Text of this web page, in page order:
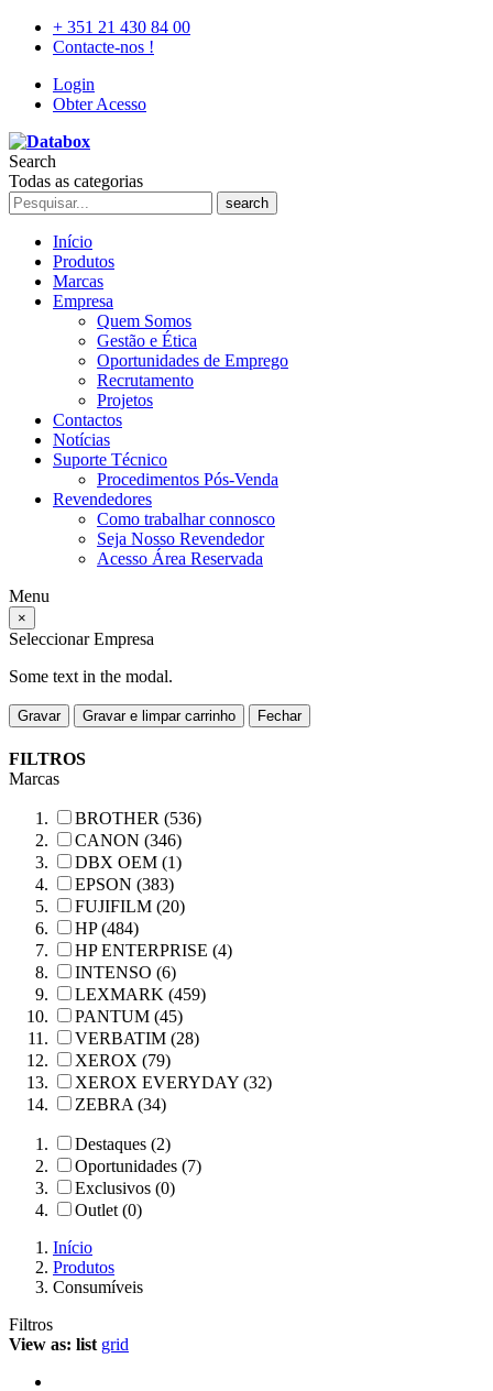
+ 351 21 430 84 00
Contacte-nos !
Login
Obter Acesso
Search
Todas as categorias
search
Início
Produtos
Marcas
Empresa
Quem Somos
Gestão e Ética
Oportunidades de Emprego
Recrutamento
Projetos
Contactos
Notícias
Suporte Técnico
Procedimentos Pós-Venda
Revendedores
Como trabalhar connosco
Seja Nosso Revendedor
Acesso Área Reservada
Menu
×
Seleccionar Empresa
Some text in the modal.
Gravar Gravar e limpar carrinho Fechar
FILTROS
Marcas
BROTHER (536)
CANON (346)
DBX OEM (1)
EPSON (383)
FUJIFILM (20)
HP (484)
HP ENTERPRISE (4)
INTENSO (6)
LEXMARK (459)
PANTUM (45)
VERBATIM (28)
XEROX (79)
XEROX EVERYDAY (32)
ZEBRA (34)
Destaques (2)
Oportunidades (7)
Exclusivos (0)
Outlet (0)
Início
Produtos
Consumíveis
Filtros
View as: list grid